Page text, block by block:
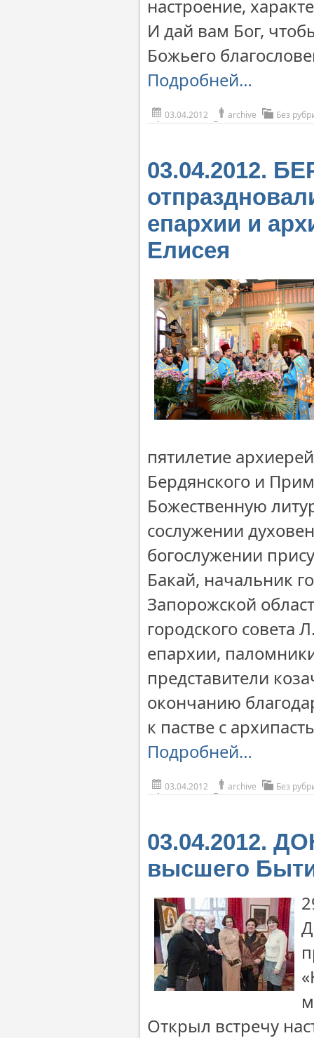
настроение,
И дай вам Бог,
Божьего
Подробней…
03.04.2012 archive Без
03.04.2012.
епархии и
Елисея
пятилетие
Бердянского и
Божественную
сослужении
богослужении
Бакай, начальник
Запорожской
городского совета
епархии,
представители
окончанию
к пастве с
Подробней…
03.04.2012 archive Без
03.04.2012.
высшего
Открыл встречу